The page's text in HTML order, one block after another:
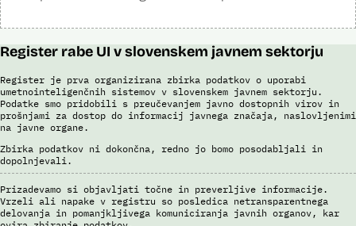
Register rabe UI v slovenskem javnem sektorju
Register je prva organizirana zbirka podatkov o uporabi
umetnointeligenčnih sistemov v slovenskem javnem sektorju.
Podatke smo pridobili s preučevanjem javno dostopnih virov in
prošnjami za dostop do informacij javnega značaja, naslovljenimi
na javne organe.
Zbirka podatkov ni dokončna, redno jo bomo posodabljali in
dopolnjevali.
Prizadevamo si objavljati točne in preverljive informacije.
Vrzeli ali napake v registru so posledica netransparentnega
delovanja in pomanjkljivega komuniciranja javnih organov, kar